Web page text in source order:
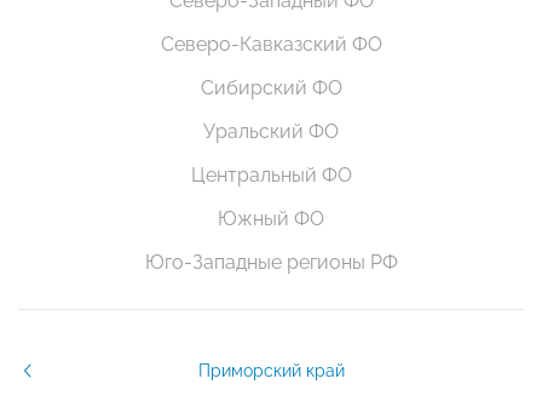
Северо-Кавказский ФО
Сибирский ФО
Уральский ФО
Центральный ФО
Южный ФО
Юго-Западные регионы РФ
Приморский край